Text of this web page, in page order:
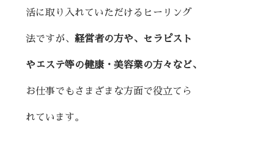
活に取り入れていただけるヒーリング
法ですが、経営者の方や、セラピスト
やエステ等の健康・美容業の方々など、
お仕事でもさまざまな方面で役立てら
れています。